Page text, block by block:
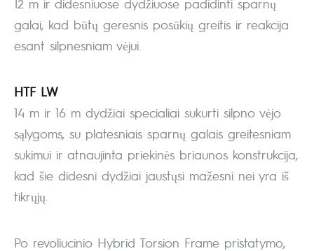
galai, kad būtų geresnis posūkių greitis ir reakcija
esant silpnesniam vėjui.
HTF LW
14 m ir 16 m dydžiai specialiai sukurti silpno vėjo
sąlygoms, su platesniais sparnų galais greitesniam
sukimui ir atnaujinta priekinės briaunos konstrukcija,
kad šie didesni dydžiai jaustųsi mažesni nei yra iš
tikrųjų.
Po revoliucinio Hybrid Torsion Frame pristatymo,